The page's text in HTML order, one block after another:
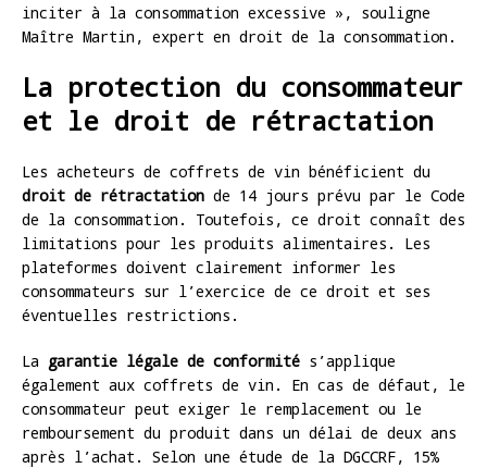
inciter à la consommation excessive », souligne
Maître Martin, expert en droit de la consommation.
La protection du consommateur
et le droit de rétractation
Les acheteurs de coffrets de vin bénéficient du
droit de rétractation de 14 jours prévu par le Code
de la consommation. Toutefois, ce droit connaît des
limitations pour les produits alimentaires. Les
plateformes doivent clairement informer les
consommateurs sur l’exercice de ce droit et ses
éventuelles restrictions.
La garantie légale de conformité s’applique
également aux coffrets de vin. En cas de défaut, le
consommateur peut exiger le remplacement ou le
remboursement du produit dans un délai de deux ans
après l’achat. Selon une étude de la DGCCRF, 15%